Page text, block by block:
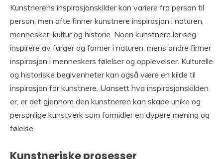
Kunstnerens inspirasjonskilder kan variere fra person til
person, men ofte finner kunstnere inspirasjon i naturen,
mennesker, kultur og historie. Noen kunstnere lar seg
inspirere av farger og former i naturen, mens andre finner
inspirasjon i menneskers følelser og opplevelser. Kulturelle
og historiske begivenheter kan også være en kilde til
inspirasjon for kunstnere. Uansett hva inspirasjonskilden
er, er det gjennom den kunstneren kan skape unike og
personlige kunstverk som formidler en dypere mening og
følelse.
Kunstneriske prosesser